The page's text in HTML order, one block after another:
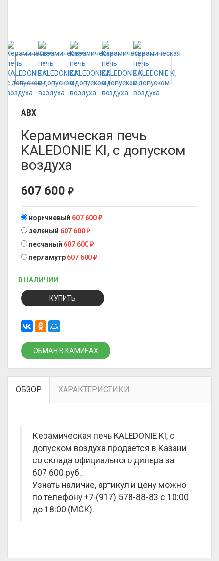
ABX
Керамическая печь
KALEDONIE KI, с допуском
воздуха
607 600 ₽
коричневый 607 600 ₽
зеленый 607 600 ₽
песчаный 607 600 ₽
перламутр 607 600 ₽
В НАЛИЧИИ
КУПИТЬ
ОБМАН В КАМИНАХ
ОБЗОР ХАРАКТЕРИСТИКИ
Керамическая печь KALEDONIE KI, с
допуском воздуха продается в Казани
со склада официального дилера за
607 600 руб..
Узнать наличие, артикул и цену можно
по телефону +7 (917) 578-88-83 с 10:00
до 18:00 (МСК).